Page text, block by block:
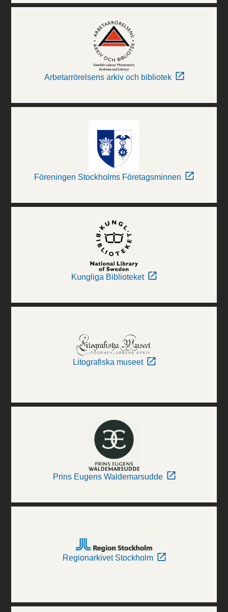
Arbetarrörelsens arkiv och bibliotek
Föreningen Stockholms Företagsminnen
Kungliga Biblioteket
Litografiska museet
Prins Eugens Waldemarsudde
Regionarkivet Stockholm